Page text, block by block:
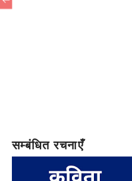
सम्बंधित रचनाएँ